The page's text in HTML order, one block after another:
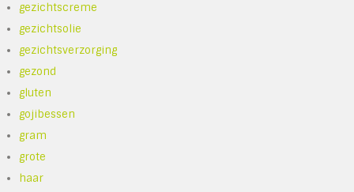
gezichtscreme
gezichtsolie
gezichtsverzorging
gezond
gluten
gojibessen
gram
grote
haar